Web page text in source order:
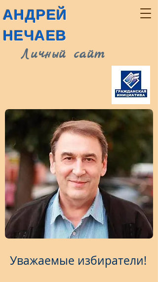
Личный сайт
АНДРЕЙ
НЕЧАЕВ
Уважаемые избиратели!